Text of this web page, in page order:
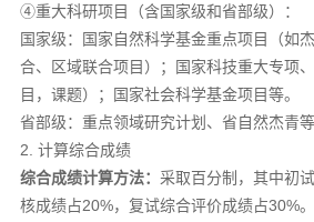
④重大科研项目（含国家级和省部级）：
国家级：国家自然科学基金重点项目（如
合、区域联合项目）；国家科技重大专项
目，课题）；国家社会科学基金项目等。
省部级：重点领域研究计划、省自然杰青等
2. 计算综合成绩
综合成绩计算方法： 采取百分制，其中初
核成绩占20%，复试综合评价成绩占30%。